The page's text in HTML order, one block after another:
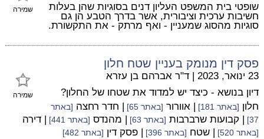
שמירה
שופטי בית המשפט העליון דנים בסוגיות שהן בעלות
חשיבות ערכית וציבורית, אשר בדרך הטבע הן גם
סוגיות מהסוג שמעניין - ואף מרתק - את התקשורת.
פסק דין מנומק בעניין שטח חלון
שמירה
23 ינואר, 2023 | ד"ר אברהם בן עזרא
דיון בנושא - כיצד יש למדוד את שטחו של החלון?
חלון [באתר 181] | אוורור [באתר 65] | חדר רחצה [באתר
37]
| קבועות שרברבות [באתר 63] | מהנדס [באתר 441] | דירה
[באתר 520] | שטח [באתר 396] | פסק דין [באתר 482]